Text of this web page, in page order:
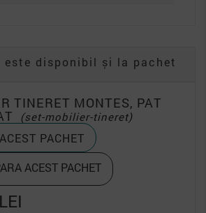
este disponibil și la pachet
TINERET MONTES, PAT
(set-mobilier-tineret)
PACHET
ACEST PACHET